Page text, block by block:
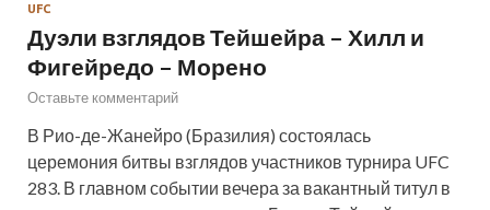
UFC
Дуэли взглядов Тейшейра – Хилл и
Фигейредо – Морено
Оставьте комментарий
В Рио-де-Жанейро (Бразилия) состоялась
церемония битвы взглядов участников турнира UFC
283. В главном событии вечера за вакантный титул в